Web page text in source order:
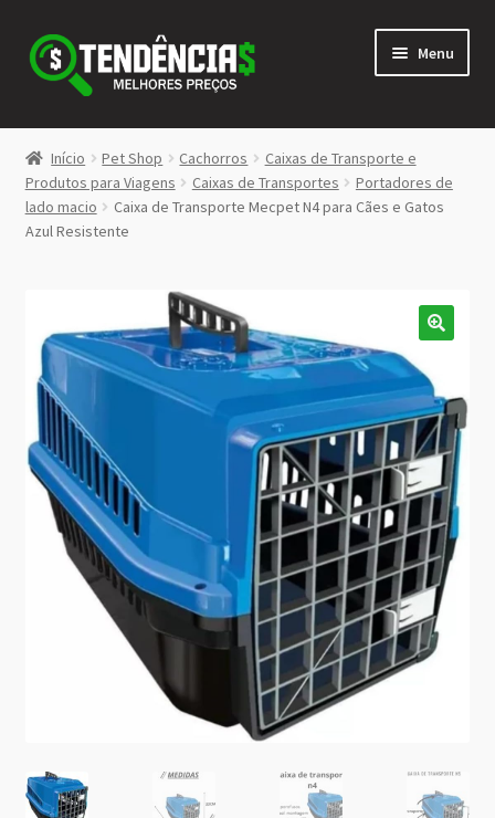
Pular
para
navegação
Pular
para
conteúdo
Menu
LOJA
<>
menu
Início Pet Shop Cachorros
Caixas de Transporte e
Produtos para Viagens
Caixas de Transportes
Portadores de
lado macio
Caixa de Transporte Mecpet N4 para Cães e Gatos
Azul Resistente